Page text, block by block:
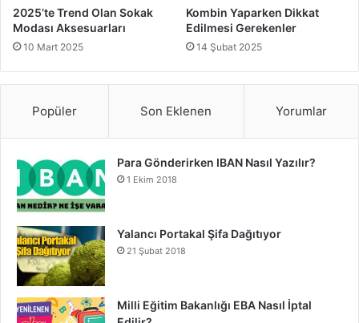
2025’te Trend Olan Sokak
Modası Aksesuarları
10 Mart 2025
Kombin Yaparken Dikkat
Edilmesi Gerekenler
14 Şubat 2025
Popüler Son Eklenen Yorumlar
Para Gönderirken IBAN Nasıl Yazılır?
1 Ekim 2018
Yalancı Portakal Şifa Dağıtıyor
21 Şubat 2018
Milli Eğitim Bakanlığı EBA Nasıl İptal